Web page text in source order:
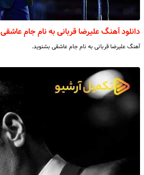
دانلود آهنگ علیرضا قربانی به نام جام عاشقی
آهنگ علیرضا قربانی به نام جام عاشقی بشنوید.